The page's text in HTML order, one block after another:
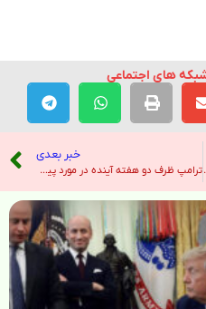
های اجتماعی
– رادیو فردا
خبر بعدی
ترامپ ظرف دو هفته آینده در مورد پیوستن به عملیات نظامی اسرائیل در ایران تصمیم‌گیری می‌کند – صدای آمریکا